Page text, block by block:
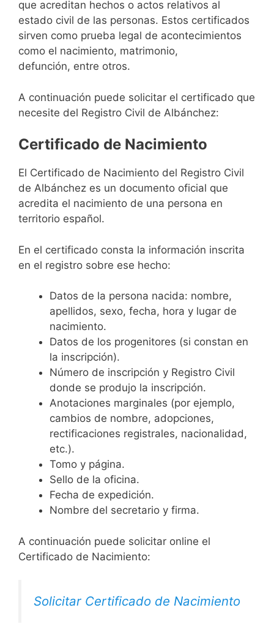
que acreditan hechos o actos relativos al
estado civil de las personas. Estos certificados
sirven como prueba legal de acontecimientos
como el nacimiento, matrimonio,
defunción, entre otros.
A continuación puede solicitar el certificado que
necesite del Registro Civil de Albánchez:
Certificado de Nacimiento
El Certificado de Nacimiento del Registro Civil
de Albánchez es un documento oficial que
acredita el nacimiento de una persona en
territorio español.
En el certificado consta la información inscrita
en el registro sobre ese hecho:
Datos de la persona nacida: nombre,
apellidos, sexo, fecha, hora y lugar de
nacimiento.
Datos de los progenitores (si constan en
la inscripción).
Número de inscripción y Registro Civil
donde se produjo la inscripción.
Anotaciones marginales (por ejemplo,
cambios de nombre, adopciones,
rectificaciones registrales, nacionalidad,
etc.).
Tomo y página.
Sello de la oficina.
Fecha de expedición.
Nombre del secretario y firma.
A continuación puede solicitar online el
Certificado de Nacimiento:
Solicitar Certificado de Nacimiento